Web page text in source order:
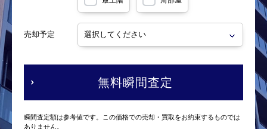
売却予定
無料瞬間査定
瞬間査定額は参考値です。この価格での売却・買取をお約束するものでは
ありません。